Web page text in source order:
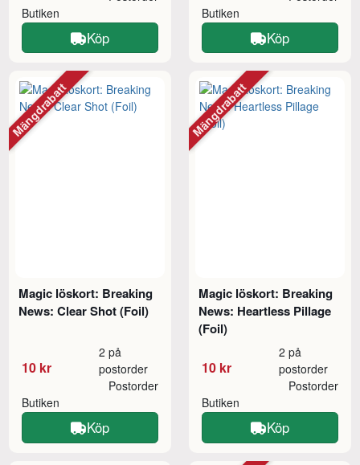
Butiken
Köp
Butiken
Köp
Magic löskort: Breaking
News: Clear Shot (Foil)
10 kr
2 på
postorder
Butiken
Postorder
Köp
Mängdrabatt
Magic löskort: Breaking
News: Heartless Pillage
(Foil)
10 kr
2 på
postorder
Butiken
Postorder
Köp
Mängdrabatt